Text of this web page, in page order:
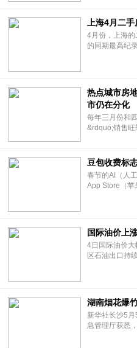
上海4月二
4月份，上海
的同期最高纪
热点城市房
市仍在分化
每年三月份和
&rdquo;销售旺
豆包收费标
春节的AI（人
App Store（苹
国际油价上
4日国际油价
区石油出口持
湖南烟花爆
新华社长沙5
急管理厅获悉